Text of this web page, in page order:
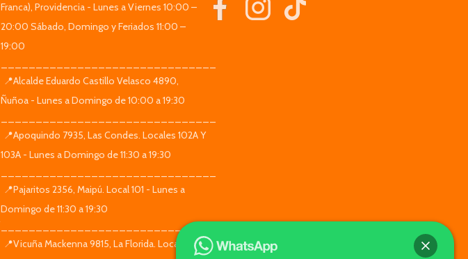
Franca), Providencia - Lunes a Viernes 10:00 –
20:00 Sábado, Domingo y Feriados 11:00 –
19:00
📍Alcalde Eduardo Castillo Velasco 4890,
Ñuñoa - Lunes a Domingo de 10:00 a 19:30
📍Apoquindo 7935, Las Condes. Locales 102A Y
103A - Lunes a Domingo de 11:30 a 19:30
📍Pajaritos 2356, Maipú. Local 101 - Lunes a
Domingo de 11:30 a 19:30
_______________________________
📍Vicuña Mackenna 9815, La Florida. Local 104 -